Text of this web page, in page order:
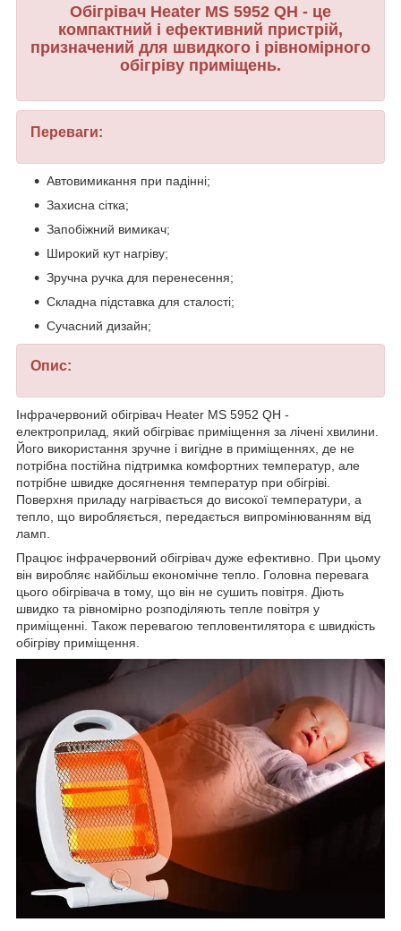
Обігрівач Heater MS 5952 QH - це
компактний і ефективний пристрій,
призначений для швидкого і рівномірного
обігріву приміщень.
Переваги:
Автовимикання при падінні;
Захисна сітка;
Запобіжний вимикач;
Широкий кут нагріву;
Зручна ручка для перенесення;
Складна підставка для сталості;
Сучасний дизайн;
Опис:
Інфрачервоний обігрівач Heater MS 5952 QH -
електроприлад, який обігріває приміщення за лічені хвилини.
Його використання зручне і вигідне в приміщеннях, де не
потрібна постійна підтримка комфортних температур, але
потрібне швидке досягнення температур при обігріві.
Поверхня приладу нагрівається до високої температури, а
тепло, що виробляється, передається випромінюванням від
ламп.
Працює інфрачервоний обігрівач дуже ефективно. При цьому
він виробляє найбільш економічне тепло. Головна перевага
цього обігрівача в тому, що він не сушить повітря. Діють
швидко та рівномірно розподіляють тепле повітря у
приміщенні. Також перевагою тепловентилятора є швидкість
обігріву приміщення.